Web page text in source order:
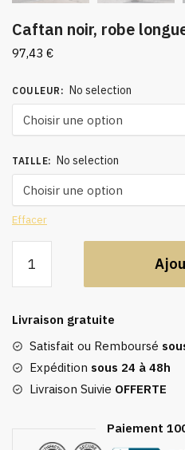
Caftan noir, robe
97,43 €
COULEUR : No selection
TAILLE: No selection
Effacer
Caftan
robe
longue
moulante
Livraison gratuite
Satisfait ou Remboursé
Expédition sous 24 à 48h
Livraison Suivie OFFERTE
Paiement